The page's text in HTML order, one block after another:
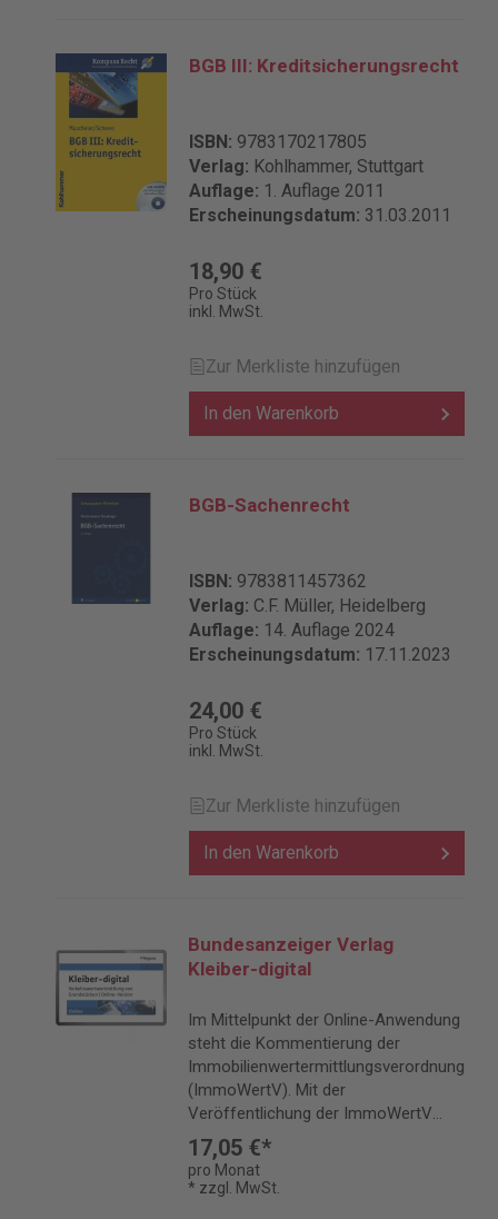
BGB III: Kreditsicherungsrecht
ISBN: 9783170217805
Verlag: Kohlhammer, Stuttgart
Auflage: 1. Auflage 2011
Erscheinungsdatum: 31.03.2011
18,90 €
Pro Stück
inkl. MwSt.
Zur Merkliste hinzufügen
In den Warenkorb
BGB-Sachenrecht
ISBN: 9783811457362
Verlag: C.F. Müller, Heidelberg
Auflage: 14. Auflage 2024
Erscheinungsdatum: 17.11.2023
24,00 €
Pro Stück
inkl. MwSt.
Zur Merkliste hinzufügen
In den Warenkorb
Bundesanzeiger Verlag
Kleiber-digital
Im Mittelpunkt der Online-Anwendung
steht die Kommentierung der
Immobilienwertermittlungsverordnung
(ImmoWertV). Mit der
Veröffentlichung der ImmoWertV
2021 sind die Weichen für eine
umfassende Neuorientierung der
Marktwertermittlung gestellt. Ein
17,05 €*
pro Monat
* zzgl. MwSt.